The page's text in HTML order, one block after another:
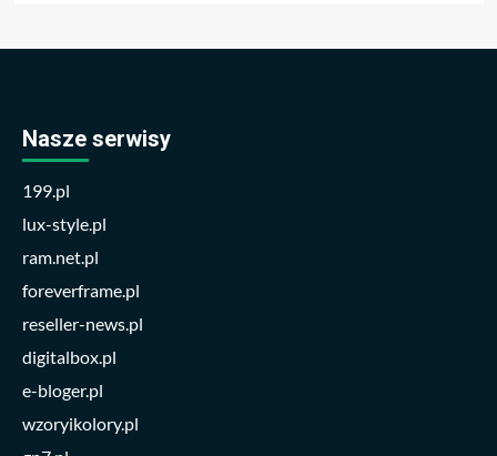
Nasze serwisy
199.pl
lux-style.pl
ram.net.pl
foreverframe.pl
reseller-news.pl
digitalbox.pl
e-bloger.pl
wzoryikolory.pl